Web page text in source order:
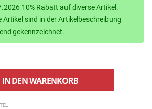
10% Rabatt auf diverse Artikel.
Artikel sind in der Artikelbeschreibung
gekennzeichnet.
IN DENWARENKORB